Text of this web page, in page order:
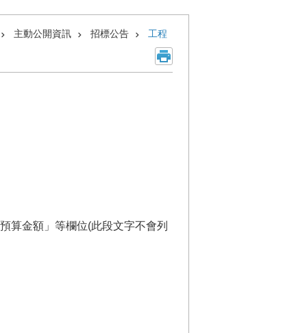
主動公開資訊 招標公告 工程
算金額」等欄位(此段文字不會列